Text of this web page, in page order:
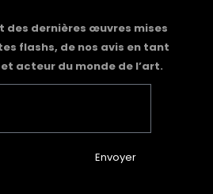
des dernières œuvres mises
flashs, de nos avis en tant
acteur du monde de l’art.
Envoyer